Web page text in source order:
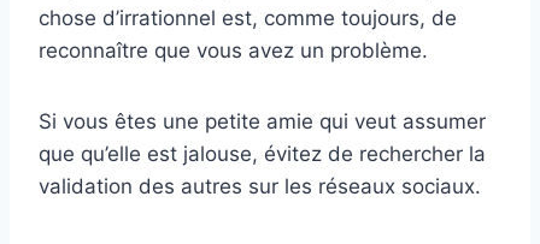
chose d’irrationnel est, comme toujours, de
reconnaître que vous avez un problème.
Si vous êtes une petite amie qui veut assumer
que qu’elle est jalouse, évitez de rechercher la
validation des autres sur les réseaux sociaux.